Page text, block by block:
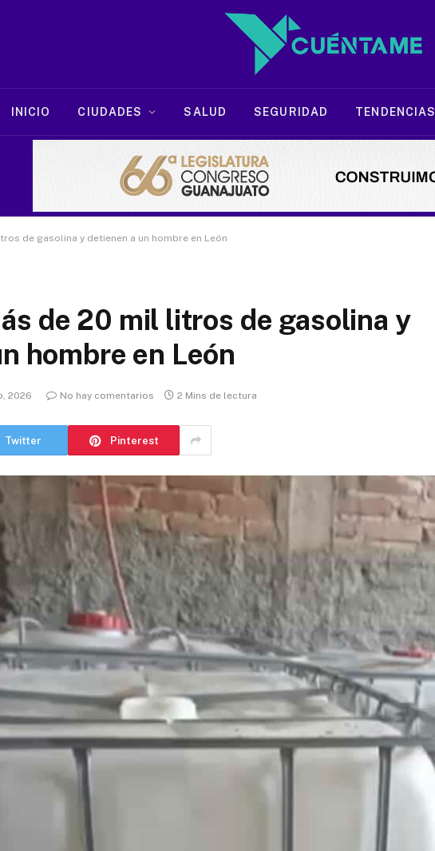
INICIO CIUDADES SALUD SEGURIDAD TENDENCIAS
de gasolina y detienen a un hombre en León
de 20 mil litros de gasolina y
hombre en León
2026 No hay comentarios 2 Mins de lectura
Twitter Pinterest